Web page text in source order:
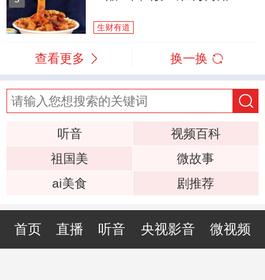
生财有道
查看更多 换一换
听音
视频百科
祖国美
微故事
ai美食
剧推荐
首页 直播 听音 央视影音 微视频